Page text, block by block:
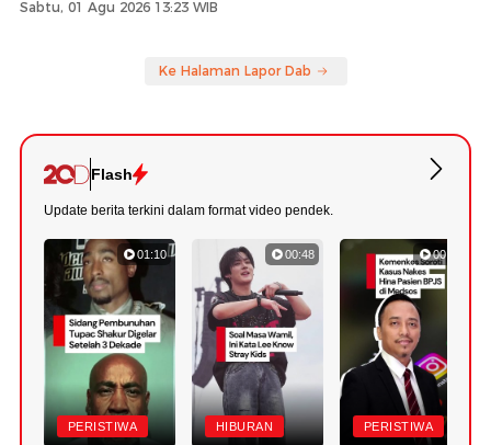
Sabtu, 01 Agu 2026 13:23 WIB
Ke Halaman Lapor Dab
Flash
Update berita terkini dalam format video pendek.
01:10
PERISTIWA
00:48
HIBURAN
00:57
PERISTIWA